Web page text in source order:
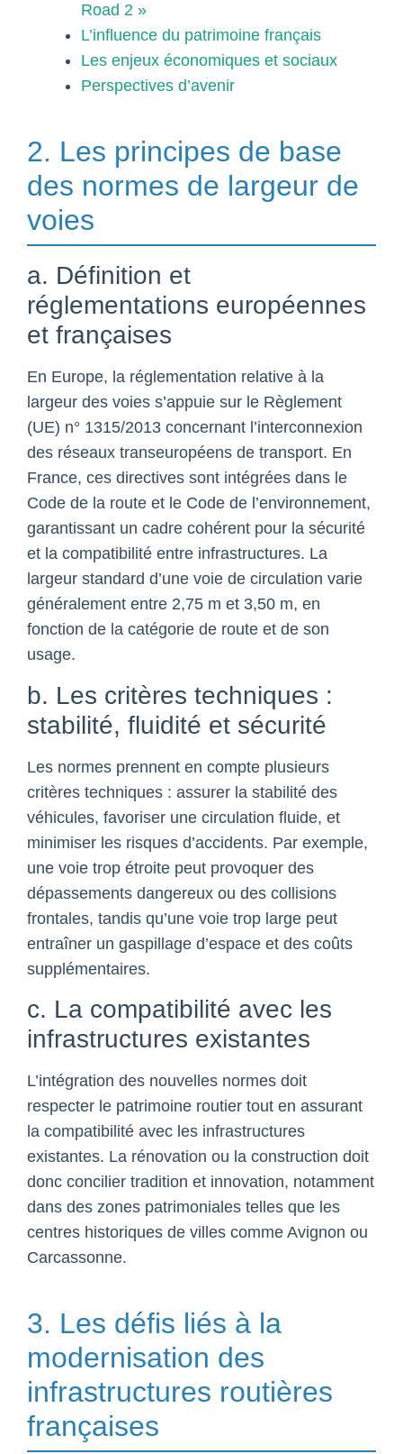
Road 2 »
L’influence du patrimoine français
Les enjeux économiques et sociaux
Perspectives d’avenir
2. Les principes de base
des normes de largeur de
voies
a. Définition et
réglementations européennes
et françaises
En Europe, la réglementation relative à la
largeur des voies s’appuie sur le Règlement
(UE) n° 1315/2013 concernant l’interconnexion
des réseaux transeuropéens de transport. En
France, ces directives sont intégrées dans le
Code de la route et le Code de l’environnement,
garantissant un cadre cohérent pour la sécurité
et la compatibilité entre infrastructures. La
largeur standard d’une voie de circulation varie
généralement entre 2,75 m et 3,50 m, en
fonction de la catégorie de route et de son
usage.
b. Les critères techniques :
stabilité, fluidité et sécurité
Les normes prennent en compte plusieurs
critères techniques : assurer la stabilité des
véhicules, favoriser une circulation fluide, et
minimiser les risques d’accidents. Par exemple,
une voie trop étroite peut provoquer des
dépassements dangereux ou des collisions
frontales, tandis qu’une voie trop large peut
entraîner un gaspillage d’espace et des coûts
supplémentaires.
c. La compatibilité avec les
infrastructures existantes
L’intégration des nouvelles normes doit
respecter le patrimoine routier tout en assurant
la compatibilité avec les infrastructures
existantes. La rénovation ou la construction doit
donc concilier tradition et innovation, notamment
dans des zones patrimoniales telles que les
centres historiques de villes comme Avignon ou
Carcassonne.
3. Les défis liés à la
modernisation des
infrastructures routières
françaises